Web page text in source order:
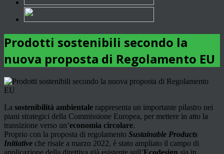
Prodotti sostenibili secondo la
nuova proposta di Regolamento EU
La sostenibilità ambientale rappresenta un importante pilastro nei
piani strategici della Commissione Europea, per mettere in atto la
transizione verso un’economia circolare.
Proprio con la proposta di regolamento Sustainable Products
Initiative che risale a marzo 2022, è stato ampliato il campo di
applicazione della direttiva già esistente sull’Ecodesign sia in